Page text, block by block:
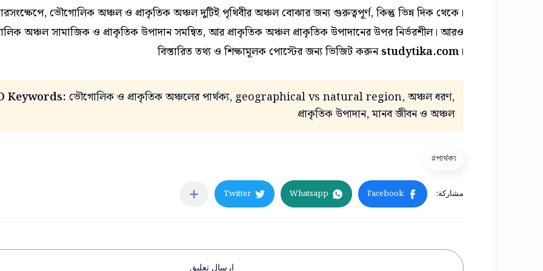
ভৌগোলিক অঞ্চল ও প্রাকৃতিক অঞ্চল দুটিই পৃথিবীর অঞ্চল বোঝার জন্য গুরুত্বপূর্ণ, কিন্তু ভিন্ন দিক থেকে।
অঞ্চল সামাজিক ও প্রাকৃতিক উপাদান সমন্বিত, আর প্রাকৃতিক অঞ্চল প্রাকৃতিক উপাদানের উপর নির্ভরশীল। আরও
বিস্তারিত তথ্য ও শিক্ষামূলক পোস্টের জন্য ভিজিট করুনstudytika.com ।
Keywords: ভৌগোলিক ও প্রাকৃতিক অঞ্চলের পার্থক্য, geographical vs natural region, অঞ্চল ধরণ,
প্রাকৃতিক উপাদান, মানব জীবন ও অঞ্চল
إرسال تعليق